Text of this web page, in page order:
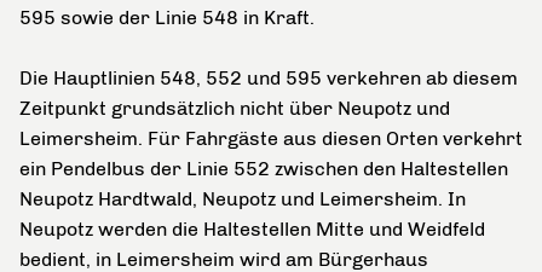
595 sowie der Linie 548 in Kraft.
Die Hauptlinien 548, 552 und 595 verkehren ab diesem
Zeitpunkt grundsätzlich nicht über Neupotz und
Leimersheim. Für Fahrgäste aus diesen Orten verkehrt
ein Pendelbus der Linie 552 zwischen den Haltestellen
Neupotz Hardtwald, Neupotz und Leimersheim. In
Neupotz werden die Haltestellen Mitte und Weidfeld
bedient, in Leimersheim wird am Bürgerhaus